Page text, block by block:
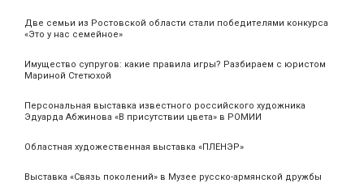
Две семьи из Ростовской области стали победителями конкурса
«Это у нас семейное»
Имущество супругов: какие правила игры? Разбираем с юристом
Мариной Стетюхой
Персональная выставка известного российского художника
Эдуарда Абжинова «В присутствии цвета» в РОМИИ
Областная художественная выставка «ПЛЕНЭР»
Выставка «Связь поколений» в Музее русско-армянской дружбы